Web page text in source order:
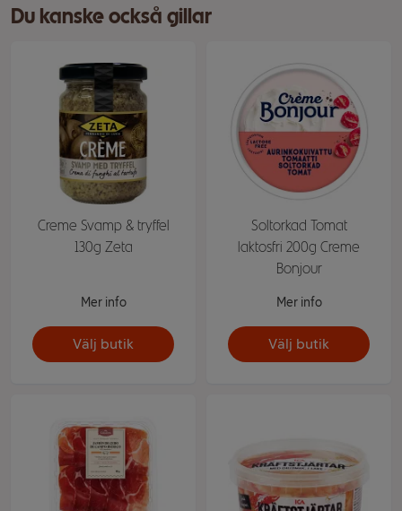
Du kanske också gillar
Creme Svamp & tryffel
130g Zeta
Mer info
Välj butik
Soltorkad Tomat
laktosfri 200g Creme
Bonjour
Mer info
Välj butik